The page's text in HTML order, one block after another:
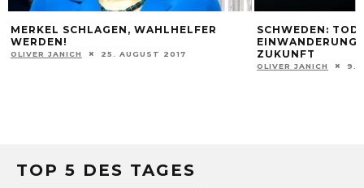
MERKEL SCHLAGEN, WAHLHELFER
WERDEN!
OLIVER JANICH 25. AUGUST 2017
SCHWEDEN: TOD
EINWANDERUNG
ZUKUNFT
OLIVER JANICH 9.
TOP 5 DES TAGES